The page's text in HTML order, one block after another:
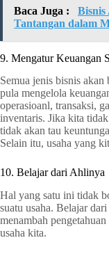
Baca Juga :
Tantangan dalam
9. Mengatur Keuangan
Semua jenis bisnis
pula mengelola
operasioanl, transaksi,
inventaris. Jika kita
tidak akan tau
Selain itu, usaha yang
10. Belajar dari Ahlinya
Hal yang satu ini tidak
suatu usaha. Belajar
menambah
usaha kita.